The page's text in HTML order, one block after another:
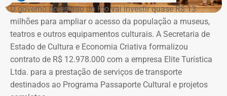
administradores atuais e anteriores, contas vinculadas,
meios de recuperação, contas publicitárias e dados de
pagamento. Com isso, a Meta também seria obrigada a
elaborar uma tabela comparativa, indicando se os perfis
compartilham telefones, dispositivos, endereços de IP,
administradores, contas de anúncios, meios de
pagamento ou gerenciadores de negócios.
O governo do estado do Rio vai investir quase R$ 13
milhões para ampliar o acesso da população a museus,
teatros e outros equipamentos culturais. A Secretaria de
Estado de Cultura e Economia Criativa formalizou
contrato de R$ 12.978.000 com a empresa Elite Turística
Ltda. para a prestação de serviços de transporte
destinados ao Programa Passaporte Cultural e projetos